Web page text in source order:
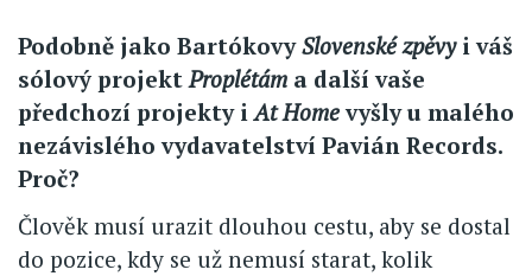
Podobně jako BartókovySlovenské zpěvyi váš
sólový projektProplétám a další vaše
předchozí projekty iAt Homevyšly u malého
nezávislého vydavatelství Pavián Records.
Proč?
Člověk musí urazit dlouhou cestu, aby se dostal
do pozice, kdy se už nemusí starat, kolik